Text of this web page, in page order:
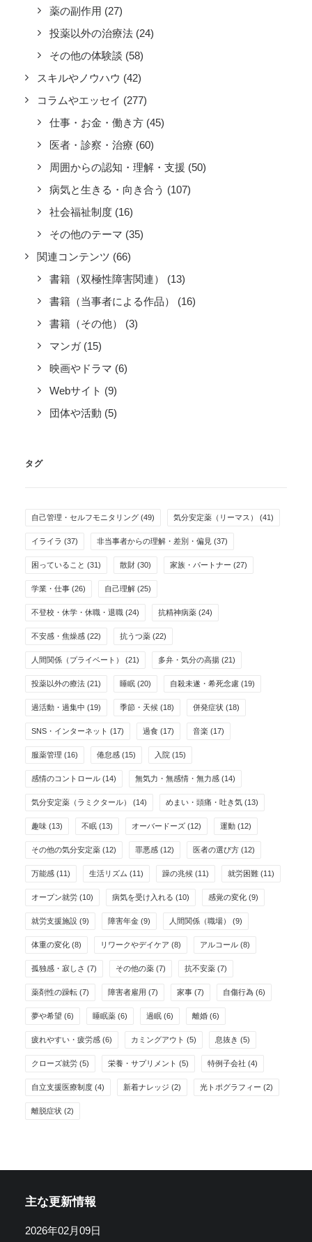
薬の副作用 (27)
投薬以外の治療法 (24)
その他の体験談 (58)
スキルやノウハウ (42)
コラムやエッセイ (277)
仕事・お金・働き方 (45)
医者・診察・治療 (60)
周囲からの認知・理解・支援 (50)
病気と生きる・向き合う (107)
社会福祉制度 (16)
その他のテーマ (35)
関連コンテンツ (66)
書籍（双極性障害関連）
(13)
書籍（当事者による作品）
(16)
書籍（その他）
(3)
マンガ (15)
映画やドラマ (6)
Webサイト (9)
団体や活動 (5)
タグ
自己管理・セルフモニタリング (49) 気分安定薬（リーマス） (41)
イライラ (37) 非当事者からの理解・差別・偏見 (37)
困っていること (31) 散財 (30) 家族・パートナー (27)
学業・仕事 (26) 自己理解 (25)
不登校・休学・休職・退職 (24) 抗精神病薬 (24)
不安感・焦燥感 (22) 抗うつ薬 (22)
人間関係（プライベート） (21) 多弁・気分の高揚 (21)
投薬以外の療法 (21) 睡眠 (20) 自殺未遂・希死念慮 (19)
過活動・過集中 (19) 季節・天候 (18) 併発症状 (18)
SNS・インターネット (17) 過食 (17) 音楽 (17)
服薬管理 (16) 倦怠感 (15) 入院 (15)
感情のコントロール (14) 無気力・無感情・無力感 (14)
気分安定薬（ラミクタール） (14) めまい・頭痛・吐き気 (13)
趣味 (13) 不眠 (13) オーバードーズ (12) 運動 (12)
その他の気分安定薬 (12) 罪悪感 (12) 医者の選び方 (12)
万能感 (11) 生活リズム (11) 躁の兆候 (11) 就労困難 (11)
オープン就労 (10) 病気を受け入れる (10) 感覚の変化 (9)
就労支援施設 (9) 障害年金 (9) 人間関係（職場） (9)
体重の変化 (8) リワークやデイケア (8) アルコール (8)
孤独感・寂しさ (7) その他の薬 (7) 抗不安薬 (7)
薬剤性の躁転 (7) 障害者雇用 (7) 家事 (7) 自傷行為 (6)
夢や希望 (6) 睡眠薬 (6) 過眠 (6) 離婚 (6)
疲れやすい・疲労感 (6) カミングアウト (5) 息抜き (5)
クローズ就労 (5) 栄養・サプリメント (5) 特例子会社 (4)
自立支援医療制度 (4) 新着ナレッジ (2) 光トポグラフィー (2)
離脱症状 (2)
主な更新情報
2026年02月09日